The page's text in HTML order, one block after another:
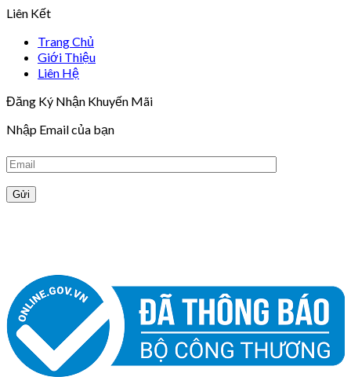
Liên Kết
Trang Chủ
Giới Thiệu
Liên Hệ
Đăng Ký Nhận Khuyến Mãi
Nhập Email của bạn